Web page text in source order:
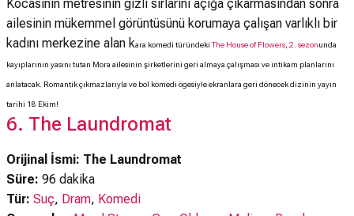
Kocasının metresinin gizli sırlarını açığa çıkarmasından sonra
ailesinin mükemmel görüntüsünü korumaya çalışan varlıklı bir
kadını merkezine alan kara komedi türündekiThe House of Flowers 2. sezonunda
kayıplarının yasını tutan Mora ailesinin şirketlerini geri almaya çalışması ve intikam planlarını
anlatacak. Romantik çıkmazlarıyla ve bol komedi ögesiyle ekranlara geri dönecek dizinin yayın
tarihi 18 Ekim!
6. The Laundromat
Orijinal İsmi: The Laundromat
Süre: 96 dakika
Tür: Suç, Dram, Komedi